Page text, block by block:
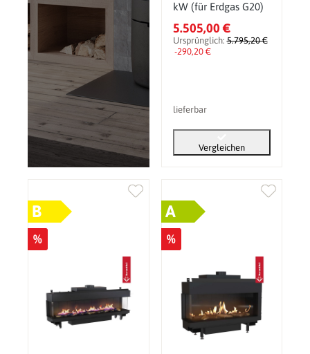
kW (für Erdgas G20)
5.505,00 €
Ursprünglich:5.795,20 €
-290,20 €
lieferbar
Vergleichen
B
%
A
%